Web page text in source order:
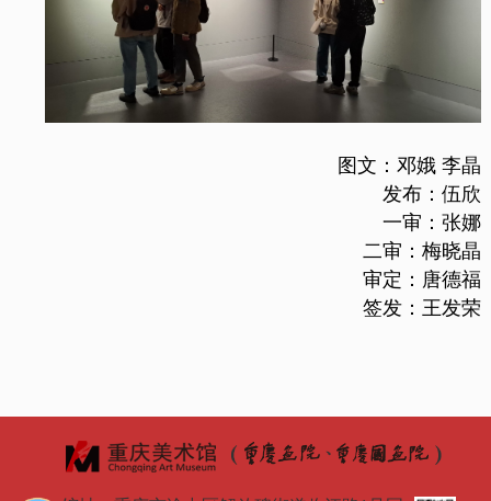
图文：邓娥 李晶
发布：伍欣
一审：张娜
二审：梅晓晶
审定：唐德福
签发：王发荣